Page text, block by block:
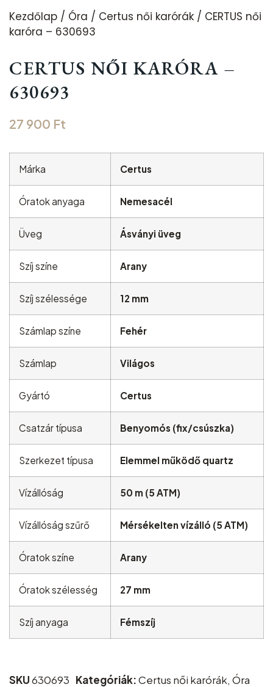
Kezdőlap / Óra / Certus női karórák / CERTUS női
karóra – 630693
CERTUS NŐI KARÓRA –
630693
27 900 Ft
Márka Certus
Óratok anyaga Nemesacél
Üveg Ásványi üveg
Szíj színe Arany
Szíj szélessége 12 mm
Számlap színe Fehér
Számlap Világos
Gyártó Certus
Csatzár típusa Benyomós (fix/csúszka)
Szerkezet típusa Elemmel működő quartz
Vízállóság 50 m (5 ATM)
Vízállóság szűrő Mérsékelten vízálló (5 ATM)
Óratok színe Arany
Óratok szélesség 27 mm
Szíj anyaga Fémszíj
SKU630693 Kategóriák:Certus női karórák, Óra